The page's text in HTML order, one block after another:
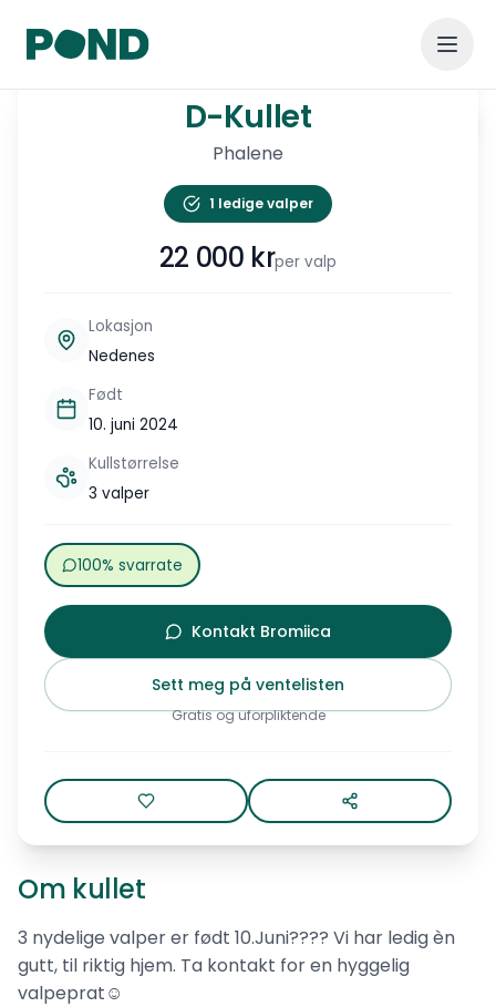
1/6
D-Kullet D-Kullet
Phalene
1 ledige valper
22 000 krper valp
Lokasjon
Nedenes
Født
10. juni 2024
Kullstørrelse
3 valper
100% svarrate
Kontakt Bromiica
Sett meg på ventelisten
Gratis og uforpliktende
Om kullet
3 nydelige valper er født 10.Juni???? Vi har ledig èn
gutt, til riktig hjem. Ta kontakt for en hyggelig
valpeprat☺️